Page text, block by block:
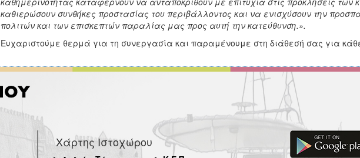
καθιερώσουν συνθήκες προστασίας του περιβάλλοντος και να ενισχύσουν την
πολιτών και των επισκεπτών παραλίας μας προς αυτή την κατεύθυνση.».
Ευχαριστούμε θερμά για τη συνεργασία και παραμένουμε στη διάθεσή σας για κάθε
Χάρτης Ιστοχώρου